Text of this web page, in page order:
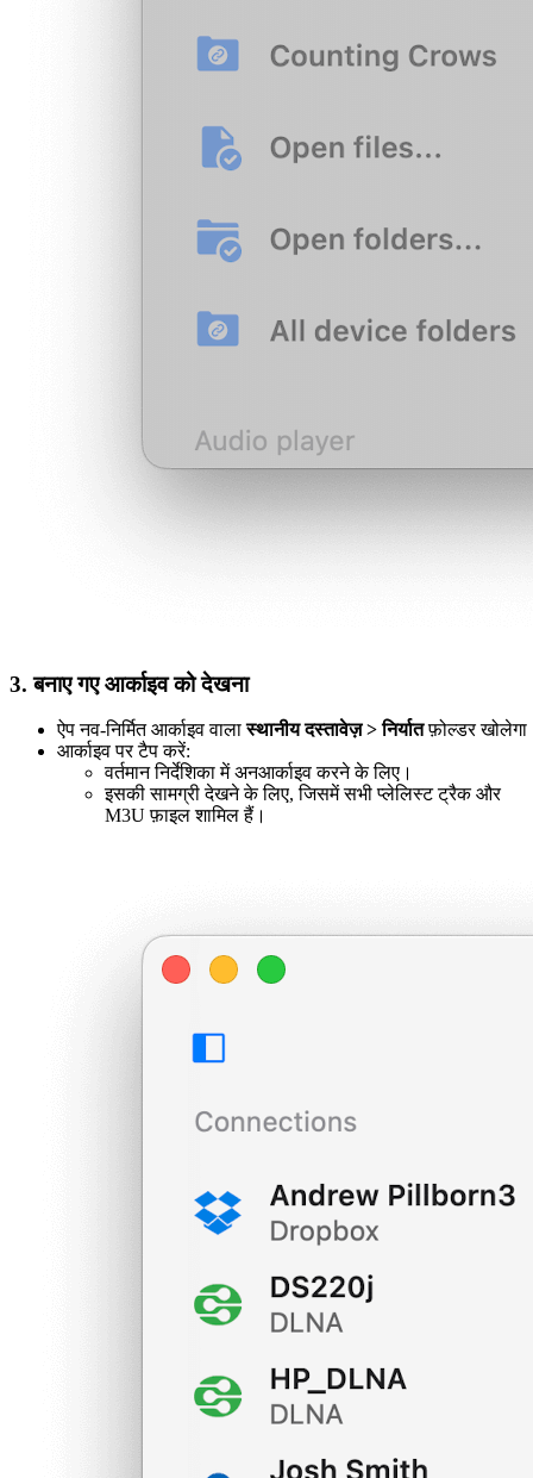
3. बनाए गए आर्काइव को देखना
ऐप नव-निर्मित आर्काइव वालास्थानीय दस्तावेज़ > निर्यातफ़ोल्डर
आर्काइव पर टैप करें:
वर्तमान निर्देशिका में अनआर्काइव करने के लिए।
इसकी सामग्री देखने के लिए, जिसमें सभी प्लेलिस्ट ट्रैक और
M3U फ़ाइल शामिल हैं।